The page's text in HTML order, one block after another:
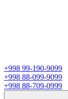
+998 99-190-9099
+998 88-099-9099
+998 88-709-0999